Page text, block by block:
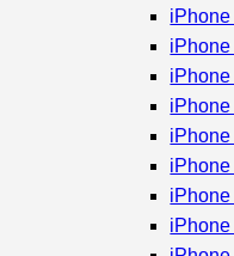
iPhone
iPhone
iPhone